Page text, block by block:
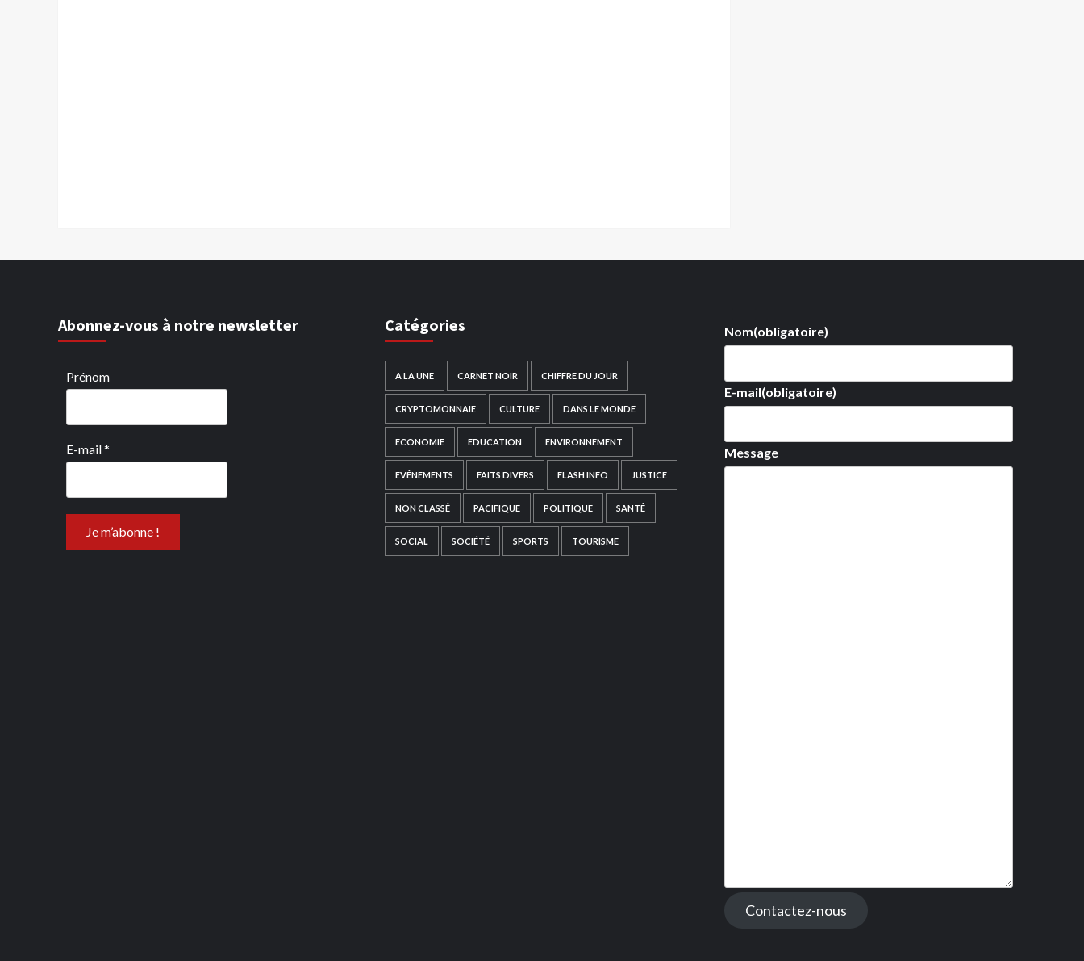
Abonnez-vous à notre newsletter
Prénom
E-mail*
Catégories
A LA UNE CARNET NOIR CHIFFRE DU JOUR
CRYPTOMONNAIE CULTURE DANS LE MONDE
ECONOMIE EDUCATION ENVIRONNEMENT
EVÉNEMENTS FAITS DIVERS FLASH INFO JUSTICE
NON CLASSÉ PACIFIQUE POLITIQUE SANTÉ
SOCIAL SOCIÉTÉ SPORTS TOURISME
Nom(obligatoire)
E-mail(obligatoire)
Message
Contactez-nous